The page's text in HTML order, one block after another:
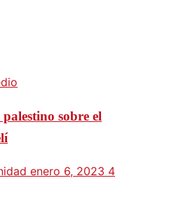
sobre el
enero 6, 2023 4